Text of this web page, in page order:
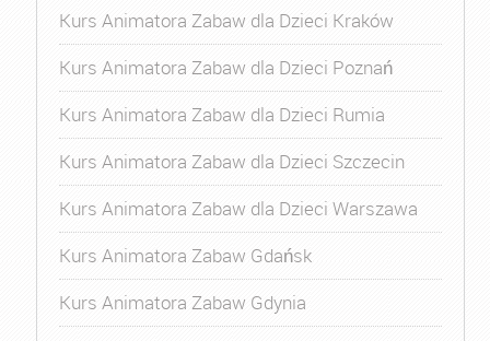
Kurs Animatora Zabaw dla Dzieci Kraków
Kurs Animatora Zabaw dla Dzieci Poznań
Kurs Animatora Zabaw dla Dzieci Rumia
Kurs Animatora Zabaw dla Dzieci Szczecin
Kurs Animatora Zabaw dla Dzieci Warszawa
Kurs Animatora Zabaw Gdańsk
Kurs Animatora Zabaw Gdynia